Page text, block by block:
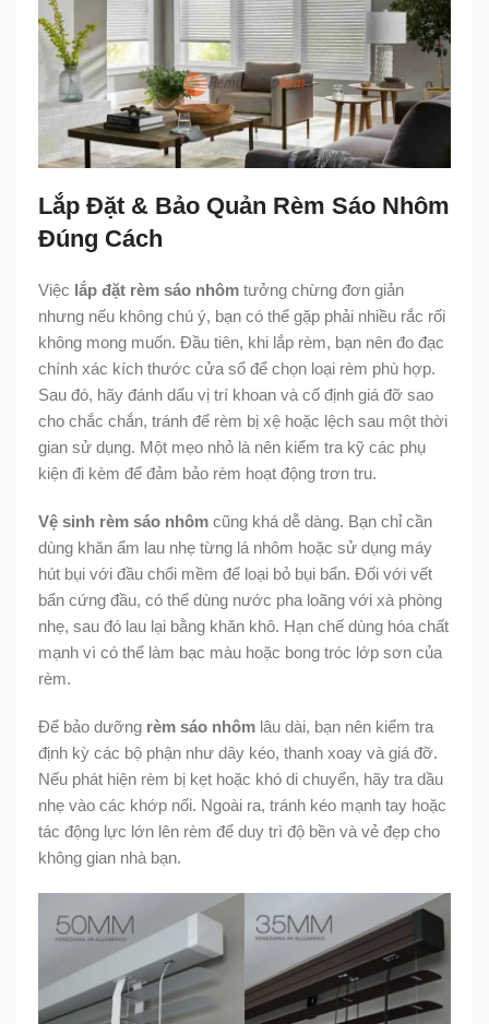
Lắp Đặt & Bảo Quản Rèm Sáo Nhôm
Đúng Cách
Việc lắp đặt rèm sáo nhôm tưởng chừng đơn giản
nhưng nếu không chú ý, bạn có thể gặp phải nhiều rắc rối
không mong muốn. Đầu tiên, khi lắp rèm, bạn nên đo đạc
chính xác kích thước cửa sổ để chọn loại rèm phù hợp.
Sau đó, hãy đánh dấu vị trí khoan và cố định giá đỡ sao
cho chắc chắn, tránh để rèm bị xệ hoặc lệch sau một thời
gian sử dụng. Một mẹo nhỏ là nên kiểm tra kỹ các phụ
kiện đi kèm để đảm bảo rèm hoạt động trơn tru.
Vệ sinh rèm sáo nhôm cũng khá dễ dàng. Bạn chỉ cần
dùng khăn ẩm lau nhẹ từng lá nhôm hoặc sử dụng máy
hút bụi với đầu chổi mềm để loại bỏ bụi bẩn. Đối với vết
bẩn cứng đầu, có thể dùng nước pha loãng với xà phòng
nhẹ, sau đó lau lại bằng khăn khô. Hạn chế dùng hóa chất
mạnh vì có thể làm bạc màu hoặc bong tróc lớp sơn của
rèm.
Để bảo dưỡng rèm sáo nhôm lâu dài, bạn nên kiểm tra
định kỳ các bộ phận như dây kéo, thanh xoay và giá đỡ.
Nếu phát hiện rèm bị kẹt hoặc khó di chuyển, hãy tra dầu
nhẹ vào các khớp nối. Ngoài ra, tránh kéo mạnh tay hoặc
tác động lực lớn lên rèm để duy trì độ bền và vẻ đẹp cho
không gian nhà bạn.